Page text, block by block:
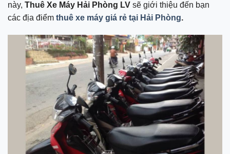
này, Thuê Xe Máy Hải Phòng LV sẽ giới thiệu đến bạn
các địa điểm thuê xe máy giá rẻ tại Hải Phòng.